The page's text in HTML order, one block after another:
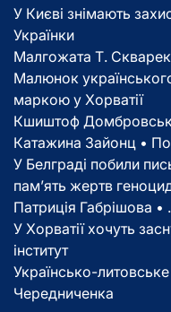
У Києві знімають
Українки
Малгожата Т.
Малюнок
маркою у Хорватії
Кшиштоф
Катажина Зайонц •
У Белграді побили
пам’ять жертв
Патриція Габрішова
У Хорватії хочуть
інститут
Українсько-
Чередниченка